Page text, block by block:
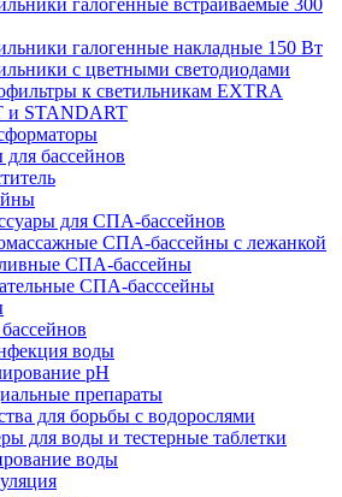
галогенные встраиваемые 300
галогенные накладные 150 Вт
с цветными светодиодами
к светильникам EXTRA
и STANDART
бассейнов
для СПА-бассейнов
СПА-бассейны с лежанкой
СПА-бассейны
СПА-басссейны
воды
pH
препараты
для борьбы с водорослями
для воды и тестерные таблетки
воды